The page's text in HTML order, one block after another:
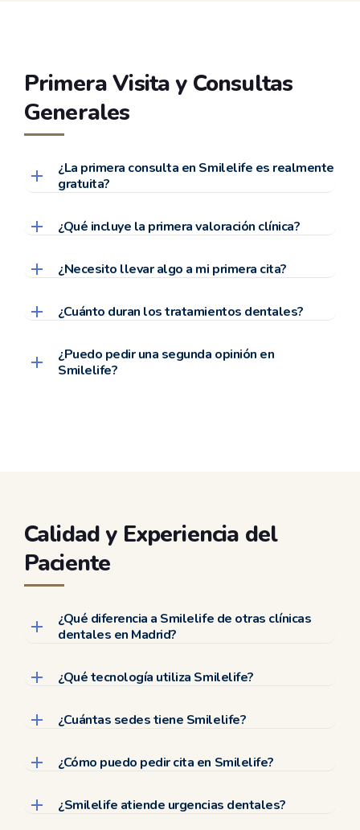
Primera Visita y Consultas
Generales
¿La primera consulta en Smilelife es realmente
gratuita?
¿Qué incluye la primera valoración clínica?
¿Necesito llevar algo a mi primera cita?
¿Cuánto duran los tratamientos dentales?
¿Puedo pedir una segunda opinión en
Smilelife?
Calidad y Experiencia del
Paciente
¿Qué diferencia a Smilelife de otras clínicas
dentales en Madrid?
¿Qué tecnología utiliza Smilelife?
¿Cuántas sedes tiene Smilelife?
¿Cómo puedo pedir cita en Smilelife?
¿Smilelife atiende urgencias dentales?